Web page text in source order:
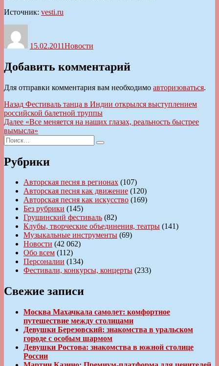
Источник: vesti.ru
15.02.2011Новости
Добавить комментарий
Для отправки комментария вам необходимо авторизоваться.
Навигация
по
записям
Назад Предыдущая
запись:
Фестиваль танца в Индии открылся выступлением
российской балетной труппы
Далее Следующая
запись:
«Все меняется на наших глазах, реальность быстрее
вымысла»
Искать:
Поиск
Рубрики
Авторская песня в регионах (107)
Авторская песня как движение (120)
Авторская песня как искусство (169)
Без рубрики (145)
Грушинский фестиваль (82)
Клубы, творческие объединения, театры (141)
Музыкальные инструменты (69)
Новости (42 062)
Обо всем (112)
Персоналии (134)
Фестивали, конкурсы, концерты (233)
Свежие записи
Москва Махачкала самолет: комфортное
путешествие между столицами
Девушки Березовский: знакомства в уральском
городе с особым шармом
Девушки Ростова: знакомства в южной столице
России